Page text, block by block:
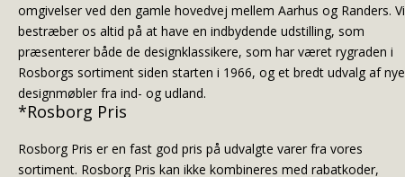
omgivelser ved den gamle hovedvej mellem Aarhus og Randers. Vi
bestræber os altid på at have en indbydende udstilling, som
præsenterer både de designklassikere, som har været rygraden i
Rosborgs sortiment siden starten i 1966, og et bredt udvalg af nye
designmøbler fra ind- og udland.
*Rosborg Pris
Rosborg Pris er en fast god pris på udvalgte varer fra vores
sortiment. Rosborg Pris kan ikke kombineres med rabatkoder,